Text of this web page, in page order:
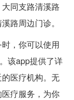
同支路清溪路
路周边门诊。
，你可以使用
该app提供了详
医疗机构。无
疗服务，为你